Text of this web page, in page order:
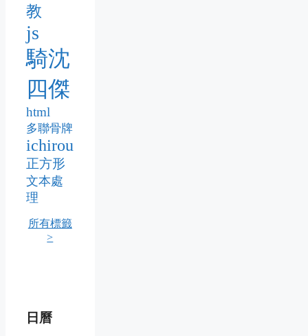
教
js
騎沈
四傑
html
多聯骨牌
ichirou
正方形
文本處
理
所有標籤
>
日曆